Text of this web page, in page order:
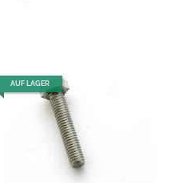
AUF LAGER